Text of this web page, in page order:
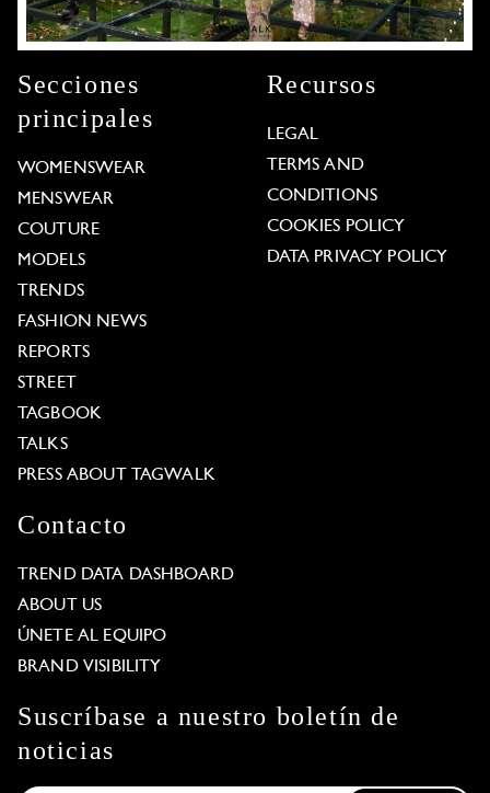
Secciones
principales
WOMENSWEAR
MENSWEAR
COUTURE
MODELS
TRENDS
FASHION NEWS
REPORTS
STREET
TAGBOOK
TALKS
PRESS ABOUT TAGWALK
Recursos
LEGAL
TERMS AND
CONDITIONS
COOKIES POLICY
DATA PRIVACY POLICY
Contacto
TREND DATA DASHBOARD
ABOUT US
ÚNETE AL EQUIPO
BRAND VISIBILITY
Suscríbase a nuestro boletín de
noticias